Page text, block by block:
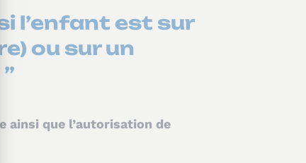
l’enfant est sur
ou sur un
ainsi que l’autorisation de